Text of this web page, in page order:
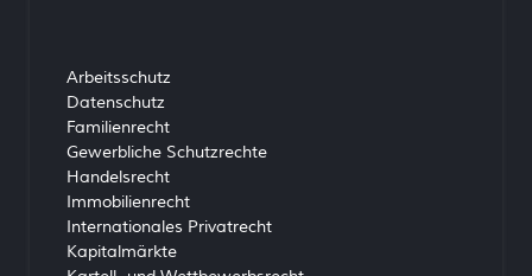
Arbeitsschutz
Datenschutz
Familienrecht
Gewerbliche Schutzrechte
Handelsrecht
Immobilienrecht
Internationales Privatrecht
Kapitalmärkte